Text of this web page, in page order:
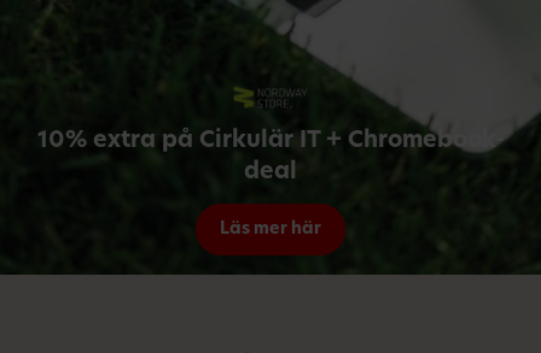
10% extra på Cirkulär IT + Chromebook-
deal
Läs mer här